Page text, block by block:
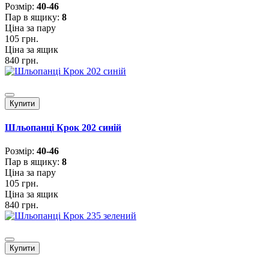
Розмiр: 40-46
Пар в ящику: 8
Ціна за пару
105 грн.
Ціна за ящик
840 грн.
Купити
Шльопанці Крок 202 синій
Розмiр: 40-46
Пар в ящику: 8
Ціна за пару
105 грн.
Ціна за ящик
840 грн.
Купити